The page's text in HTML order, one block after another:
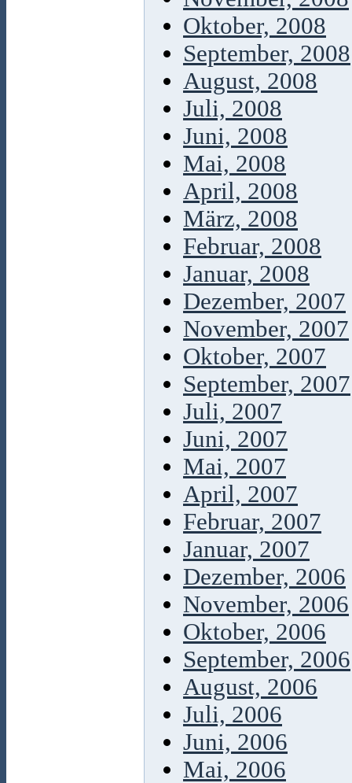
Oktober, 2008
September, 2008
August, 2008
Juli, 2008
Juni, 2008
Mai, 2008
April, 2008
März, 2008
Februar, 2008
Januar, 2008
Dezember, 2007
November, 2007
Oktober, 2007
September, 2007
Juli, 2007
Juni, 2007
Mai, 2007
April, 2007
Februar, 2007
Januar, 2007
Dezember, 2006
November, 2006
Oktober, 2006
September, 2006
August, 2006
Juli, 2006
Juni, 2006
Mai, 2006